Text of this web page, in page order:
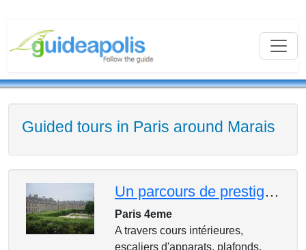
Guided tours in Paris around Marais
Un parcours de prestige: le Marais
Paris 4eme
A travers cours intérieures,
escaliers d'apparats, plafonds,